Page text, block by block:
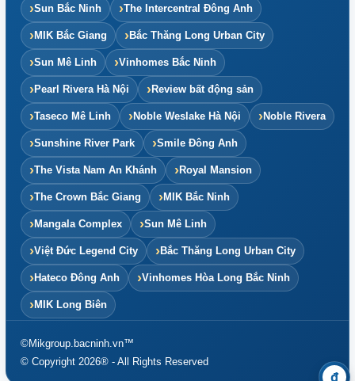
Sun Bắc Ninh The Intercentral Đông Anh
MIK Bắc Giang Bắc Thăng Long Urban City
Sun Mê Linh Vinhomes Bắc Ninh
Pearl Rivera Hà Nội Review bất động sản
Taseco Mê Linh Noble Weslake Hà Nội Noble Rivera
Sunshine River Park Smile Đông Anh
The Vista Nam An Khánh Royal Mansion
The Crown Bắc Giang MIK Bắc Ninh
Mangala Complex Sun Mê Linh
Việt Đức Legend City Bắc Thăng Long Urban City
Hateco Đông Anh Vinhomes Hòa Long Bắc Ninh
MIK Long Biên
©Mikgroup.bacninh.vn™
© Copyright 2026® - All Rights Reserved
₫